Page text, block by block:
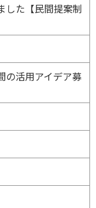
した【民間提案制
の活用アイデア募